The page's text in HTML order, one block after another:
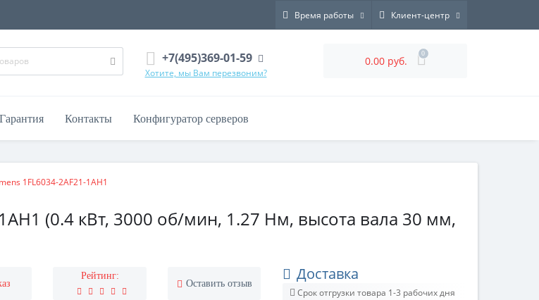
Время работы Клиент-центр
+7(495)369-01-59
Хотите, мы Вам перезвоним?
0.00 руб.
0
Гарантия Контакты Конфигуратор серверов
1FL6034-2AF21-1AH1
(0.4 кВт, 3000 об/мин, 1.27 Нм, высота вала 30 мм,
Рейтинг:
Оставить отзыв Доставка
Срок отгрузки товара 1-3 рабочих дня